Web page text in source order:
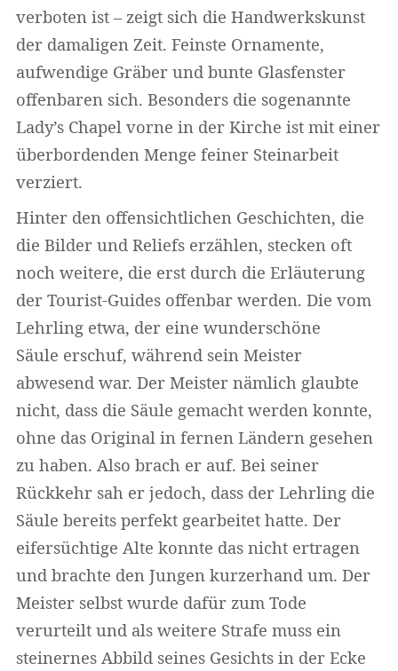
verboten ist – zeigt sich die Handwerkskunst
der damaligen Zeit. Feinste Ornamente,
aufwendige Gräber und bunte Glasfenster
offenbaren sich. Besonders die sogenannte
Lady’s Chapel vorne in der Kirche ist mit einer
überbordenden Menge feiner Steinarbeit
verziert.
Hinter den offensichtlichen Geschichten, die
die Bilder und Reliefs erzählen, stecken oft
noch weitere, die erst durch die Erläuterung
der Tourist-Guides offenbar werden. Die vom
Lehrling etwa, der eine wunderschöne
Säule erschuf, während sein Meister
abwesend war. Der Meister nämlich glaubte
nicht, dass die Säule gemacht werden konnte,
ohne das Original in fernen Ländern gesehen
zu haben. Also brach er auf. Bei seiner
Rückkehr sah er jedoch, dass der Lehrling die
Säule bereits perfekt gearbeitet hatte. Der
eifersüchtige Alte konnte das nicht ertragen
und brachte den Jungen kurzerhand um. Der
Meister selbst wurde dafür zum Tode
verurteilt und als weitere Strafe muss ein
steinernes Abbild seines Gesichts in der Ecke